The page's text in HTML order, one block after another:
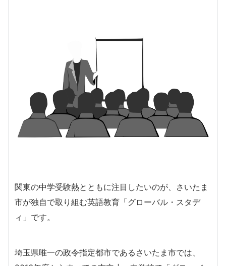
関東の中学受験熱とともに注目したいのが、さいたま
市が独自で取り組む英語教育「グローバル・スタデ
ィ」です。
埼玉県唯一の政令指定都市であるさいたま市では、